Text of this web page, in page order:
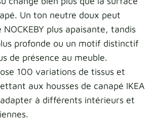
Un ton neutre doux peut
plus apaisante, tandis
profonde ou un motif distinctif
de présence au meuble.
100 variations de tissus et
aux housses de canapé IKEA
à différents intérieurs et